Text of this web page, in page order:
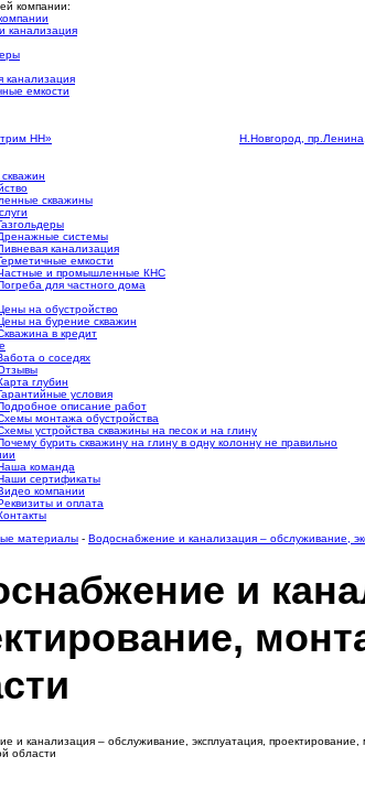
компании:
канализация
канализация
емкости
Н.Новгород,
скважины
системы
канализация
емкости
и промышленные КНС
для частного дома
на обустройство
на бурение скважин
в кредит
о соседях
глубин
условия
описание работ
монтажа обустройства
устройства скважины на песок и на глину
бурить скважину на глину в одну колонну не правильно
команда
сертификаты
компании
и оплата
материалы - Водоснабжение и канализация – обслуживание,
и